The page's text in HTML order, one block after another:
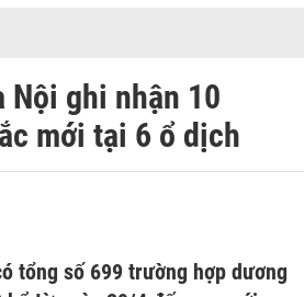
Nội ghi nhận 10
mới tại 6 ổ dịch
tổng số 699 trường hợp dương